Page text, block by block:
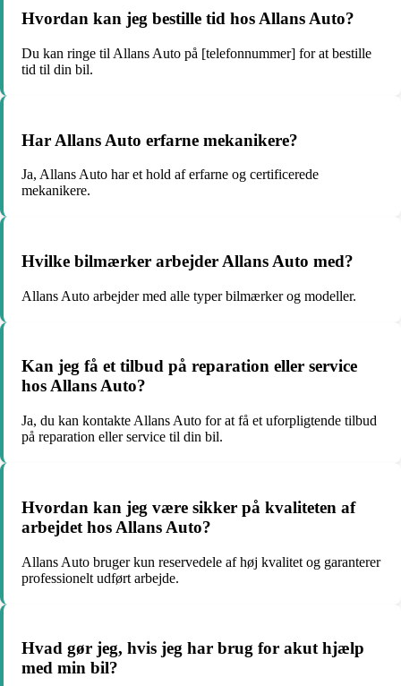
Hvordan kan jeg bestille tid hos Allans Auto?
Du kan ringe til Allans Auto på [telefonnummer] for at bestille
tid til din bil.
Har Allans Auto erfarne mekanikere?
Ja, Allans Auto har et hold af erfarne og certificerede
mekanikere.
Hvilke bilmærker arbejder Allans Auto med?
Allans Auto arbejder med alle typer bilmærker og modeller.
Kan jeg få et tilbud på reparation eller service
hos Allans Auto?
Ja, du kan kontakte Allans Auto for at få et uforpligtende tilbud
på reparation eller service til din bil.
Hvordan kan jeg være sikker på kvaliteten af
arbejdet hos Allans Auto?
Allans Auto bruger kun reservedele af høj kvalitet og garanterer
professionelt udført arbejde.
Hvad gør jeg, hvis jeg har brug for akut hjælp
med min bil?